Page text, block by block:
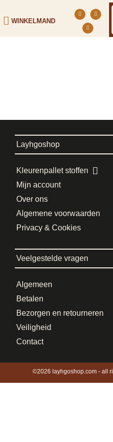
WINKELMAND
Layhgoshop
Kleurenpallet stoffen
Mijn account
Over ons
Algemene voorwaarden
Privacy & Cookies
Veelgestelde vragen
Algemeen
Betalen
Bezorgen en retourneren
Veiligheid
Contact
©2026 layhgoshop.com - all